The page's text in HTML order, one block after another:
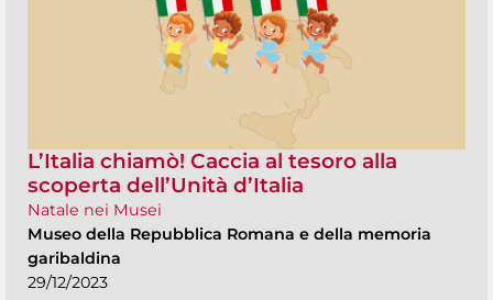
L’Italia chiamò! Caccia al tesoro alla
scoperta dell’Unità d’Italia
Natale nei Musei
Museo della Repubblica Romana e della memoria
garibaldina
29/12/2023